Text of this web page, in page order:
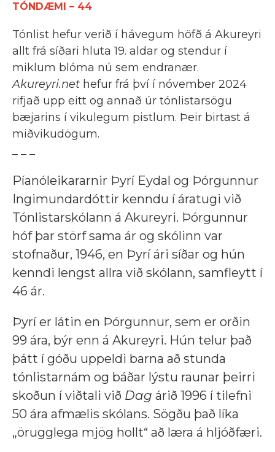
TÓNDÆMI – 44
Tónlist hefur verið í hávegum höfð á Akureyri
allt frá síðari hluta 19. aldar og stendur í
miklum blóma nú sem endranær.
Akureyri.net hefur frá því í nóvember 2024
rifjað upp eitt og annað úr tónlistarsögu
bæjarins í vikulegum pistlum. Þeir birtast á
miðvikudögum.
Píanóleikararnir Þyrí Eydal og Þórgunnur
Ingimundardóttir kenndu í áratugi við
Tónlistarskólann á Akureyri. Þórgunnur
hóf þar störf sama ár og skólinn var
stofnaður, 1946, en Þyrí ári síðar og hún
kenndi lengst allra við skólann, samfleytt í
46 ár.
Þyrí er látin en Þórgunnur, sem er orðin
99 ára, býr enn á Akureyri. Hún telur það
þátt í góðu uppeldi barna að stunda
tónlistarnám og báðar lýstu raunar þeirri
skoðun í viðtali við Dag árið 1996 í tilefni
50 ára afmælis skólans. Sögðu það líka
„örugglega mjög hollt“ að læra á hljóðfæri.